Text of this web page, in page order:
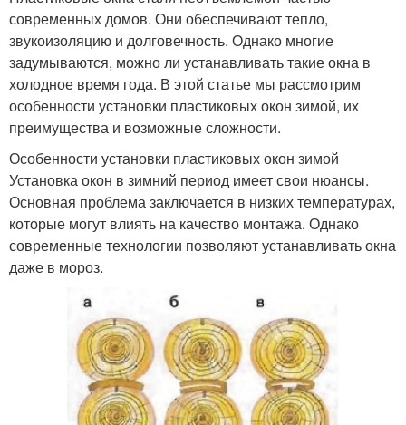
современных домов. Они обеспечивают тепло,
звукоизоляцию и долговечность. Однако многие
задумываются, можно ли устанавливать такие окна в
холодное время года. В этой статье мы рассмотрим
особенности установки пластиковых окон зимой, их
преимущества и возможные сложности.
Особенности установки пластиковых окон зимой
Установка окон в зимний период имеет свои нюансы.
Основная проблема заключается в низких температурах,
которые могут влиять на качество монтажа. Однако
современные технологии позволяют устанавливать окна
даже в мороз.